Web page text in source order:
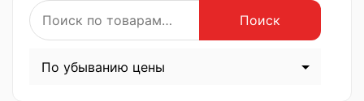
Искать:
Поиск